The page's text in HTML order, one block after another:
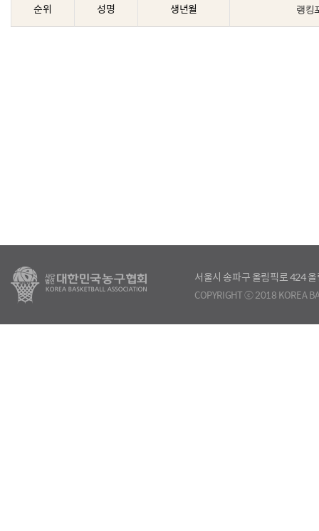
순위 성명 생년월 랭킹
서울시 송파구 올림픽로 424
COPYRIGHT ⓒ 2018 KOREA